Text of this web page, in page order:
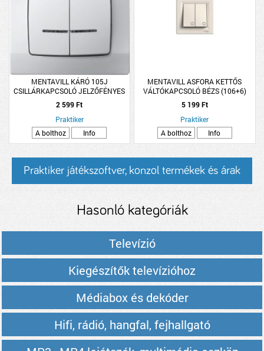
MENTAVILL KÁRÓ 105J
CSILLÁRKAPCSOLÓ JELZŐFÉNYES
FEHÉR
2 599 Ft
Praktiker
A bolthoz
Info
MENTAVILL ASFORA KETTŐS
VÁLTÓKAPCSOLÓ BÉZS (106+6)
5 199 Ft
Praktiker
A bolthoz
Info
Praktiker játékszoftver, konzol termékek és árak
Hasonló kategóriák
Televízió
Kiegészítők televízióhoz
Médiabox és dekóder
Hifi, rádió, hangfal, fejhallgató